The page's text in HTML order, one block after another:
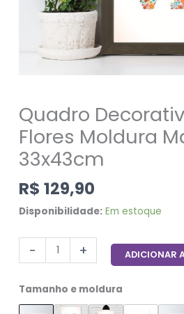
Quadro
Flores Moldura
33x43cm
R$ 129,90
Disponibilidade: Em estoque
- + ADICIONAR
Tamanho e moldura